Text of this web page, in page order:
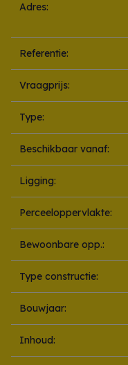
Adres:
Referentie:
Vraagprijs:
Type:
Beschikbaar vanaf:
Ligging:
Perceeloppervlakte:
Bewoonbare opp.:
Type constructie:
Bouwjaar:
Inhoud: